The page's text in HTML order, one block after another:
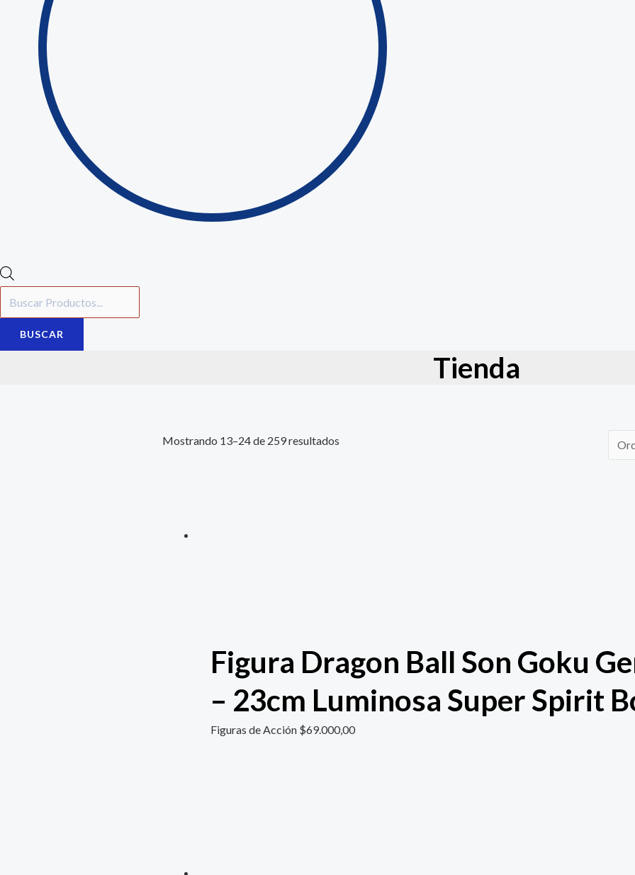
BUSCAR
Tienda
Mostrando 13–24 de 259 resultados
Figura Dragon Ball Son Goku
– 23cm Luminosa Super Spirit
Figuras de Acción $69.000,00